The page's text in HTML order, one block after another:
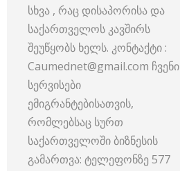
სხვა , რაც დისაპორისა და
საქართველოს კავშირს
შეუწყობს ხელს. კონტაქტი :
Caumednet@gmail.com ჩვენი
სერვისები
ემიგრანტებისათვის,
რომლებსაც სურთ
საქართველოში ბიზნესის
გამართვა: ტელეფონზე 577